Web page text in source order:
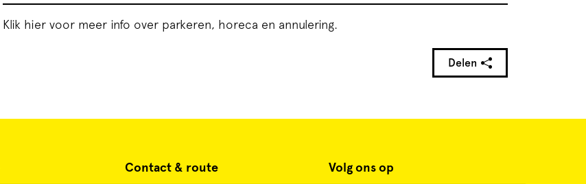
Klik hier voor meer info over parkeren, horeca en annulering.
Delen
Contact & route Volg ons op